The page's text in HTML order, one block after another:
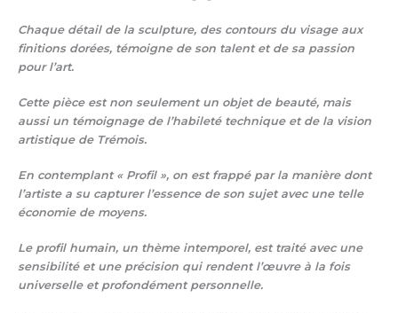
Chaque détail de la sculpture, des contours du visage aux
finitions dorées, témoigne de son talent et de sa passion
pour l’art.
Cette pièce est non seulement un objet de beauté, mais
aussi un témoignage de l’habileté technique et de la vision
artistique de Trémois.
En contemplant « Profil », on est frappé par la manière dont
l’artiste a su capturer l’essence de son sujet avec une telle
économie de moyens.
Le profil humain, un thème intemporel, est traité avec une
sensibilité et une précision qui rendent l’œuvre à la fois
universelle et profondément personnelle.